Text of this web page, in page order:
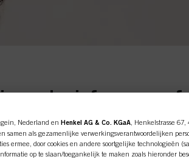
exclusief voor
klanten.
Nederland en Henkel AG & Co. KGaA , Henkelstrasse
als gezamenlijke verwerkingsverantwoordelijken
ermee, door cookies en andere soortgelijke technologieën
op te slaan/toegankelijk te maken zoals hieronder